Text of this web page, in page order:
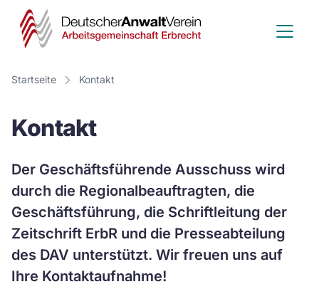
Deutscher
Anwalt
Erbrecht
Startseite Kontakt
Kontakt
Der Geschäftsführende Ausschuss wird
durch die Regionalbeauftragten, die
Geschäftsführung, die Schriftleitung der
Zeitschrift ErbR und die Presseabteilung
des DAV unterstützt. Wir freuen uns auf
Ihre Kontaktaufnahme!